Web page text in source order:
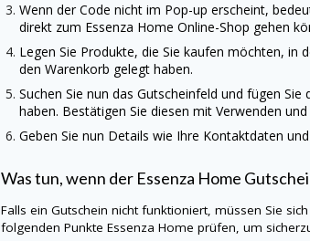
Wenn der Code nicht im Pop-up erscheint,
direkt zum Essenza Home Online-Shop gehen
Legen Sie Produkte, die Sie kaufen möchten, in
den Warenkorb gelegt haben.
Suchen Sie nun das Gutscheinfeld und fügen
haben. Bestätigen Sie diesen mit Verwenden
Geben Sie nun Details wie Ihre Kontaktdaten
Was tun, wenn der Essenza Home
Falls ein Gutschein nicht funktioniert, müssen Sie
folgenden Punkte Essenza Home prüfen, um